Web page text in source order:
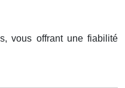
vous offrant une fiabilité